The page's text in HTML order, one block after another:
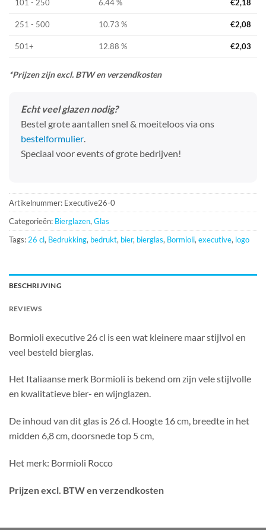
101 - 250 6.44 % €2,18
251 - 500 10.73 % €2,08
501+ 12.88 % €2,03
*Prijzen zijn excl. BTW en verzendkosten
Echt veel glazen nodig?
Bestel grote aantallen snel & moeiteloos via ons
bestelformulier.
Speciaal voor events of grote bedrijven!
Artikelnummer: Executive26-0
Categorieën: Bierglazen, Glas
Tags: 26 cl, Bedrukking, bedrukt, bier, bierglas, Bormioli, executive, logo
BESCHRIJVING
REVIEWS
Bormioli executive 26 cl is een wat kleinere maar stijlvol en
veel besteld bierglas.
Het Italiaanse merk Bormioli is bekend om zijn vele stijlvolle
en kwalitatieve bier- en wijnglazen.
De inhoud van dit glas is 26 cl. Hoogte 16 cm, breedte in het
midden 6,8 cm, doorsnede top 5 cm,
Het merk: Bormioli Rocco
Prijzen excl. BTW en verzendkosten